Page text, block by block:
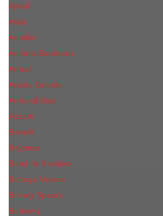
Ajmal
Alaia
Annifen
Antonio Banderas
Armaf
Ariana Grande
Armand Basi
Azzaro
Benefit
Beyonce
Bond № 9 unisex
Bottega Veneta
Britney Spears
Burberry